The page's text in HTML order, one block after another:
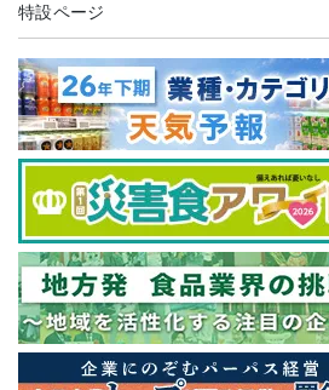
特設ページ